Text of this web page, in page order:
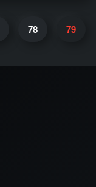
78 79